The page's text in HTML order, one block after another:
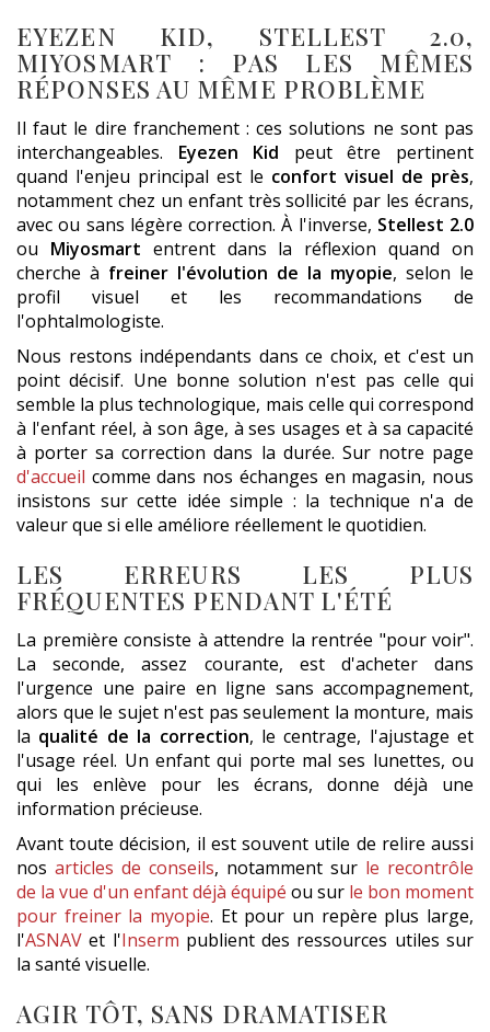
EYEZEN KID, STELLEST 2.0,
MIYOSMART : PAS LES MÊMES
RÉPONSES AU MÊME PROBLÈME
Il faut le dire franchement : ces solutions ne sont pas
interchangeables. Eyezen Kid peut être pertinent
quand l'enjeu principal est le confort visuel de près,
notamment chez un enfant très sollicité par les écrans,
avec ou sans légère correction. À l'inverse, Stellest 2.0
ou Miyosmart entrent dans la réflexion quand on
cherche à freiner l'évolution de la myopie, selon le
profil visuel et les recommandations de
l'ophtalmologiste.
Nous restons indépendants dans ce choix, et c'est un
point décisif. Une bonne solution n'est pas celle qui
semble la plus technologique, mais celle qui correspond
à l'enfant réel, à son âge, à ses usages et à sa capacité
à porter sa correction dans la durée. Sur notre page
d'accueil comme dans nos échanges en magasin, nous
insistons sur cette idée simple : la technique n'a de
valeur que si elle améliore réellement le quotidien.
LES ERREURS LES PLUS
FRÉQUENTES PENDANT L'ÉTÉ
La première consiste à attendre la rentrée "pour voir".
La seconde, assez courante, est d'acheter dans
l'urgence une paire en ligne sans accompagnement,
alors que le sujet n'est pas seulement la monture, mais
la qualité de la correction, le centrage, l'ajustage et
l'usage réel. Un enfant qui porte mal ses lunettes, ou
qui les enlève pour les écrans, donne déjà une
information précieuse.
Avant toute décision, il est souvent utile de relire aussi
nos articles de conseils, notamment sur le recontrôle
de la vue d'un enfant déjà équipé ou sur le bon moment
pour freiner la myopie. Et pour un repère plus large,
l'ASNAV et l'Inserm publient des ressources utiles sur
la santé visuelle.
AGIR TÔT, SANS DRAMATISER